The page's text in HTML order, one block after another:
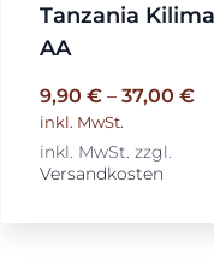
Tanzania
AA
9,90€ –37,00€
inkl. MwSt.
inkl. MwSt. zzgl.
Versandkosten